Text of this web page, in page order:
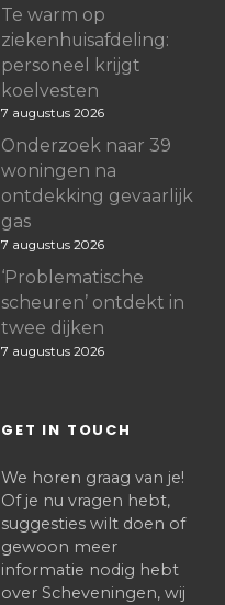
Te warm op
ziekenhuisafdeling:
personeel krijgt
koelvesten
7 augustus 2026
Onderzoek naar 39
woningen na
ontdekking gevaarlijk
gas
7 augustus 2026
‘Problematische
scheuren’ ontdekt in
twee dijken
7 augustus 2026
GET IN TOUCH
We horen graag van je!
Of je nu vragen hebt,
suggesties wilt doen of
gewoon meer
informatie nodig hebt
over Scheveningen, wij